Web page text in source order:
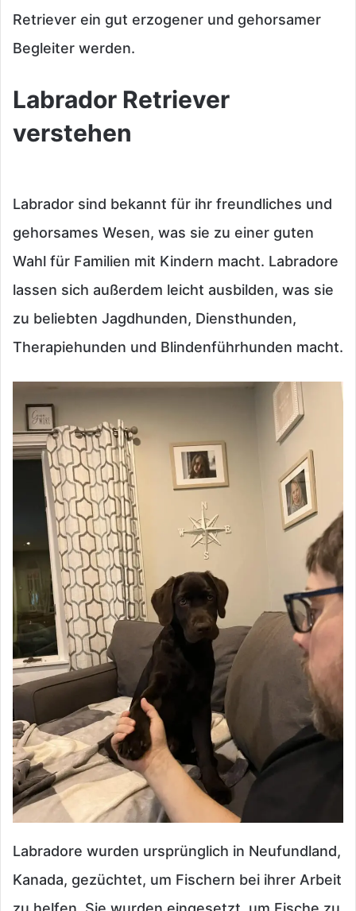
Retriever ein gut erzogener und gehorsamer
Begleiter werden.
Labrador Retriever
verstehen
Labrador sind bekannt für ihr freundliches und
gehorsames Wesen, was sie zu einer guten
Wahl für Familien mit Kindern macht. Labradore
lassen sich außerdem leicht ausbilden, was sie
zu beliebten Jagdhunden, Diensthunden,
Therapiehunden und Blindenführhunden macht.
Labradore wurden ursprünglich in Neufundland,
Kanada, gezüchtet, um Fischern bei ihrer Arbeit